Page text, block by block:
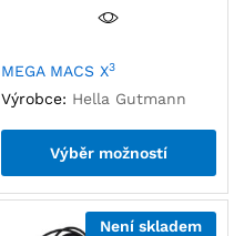
MEGA MACS X3
Výrobce: Hella Gutmann
Výběr možností
Není skladem